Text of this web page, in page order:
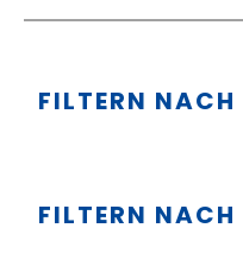
FILTERN
FILTERN NACH